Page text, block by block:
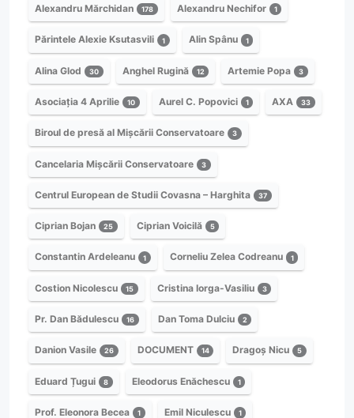
Alexandru Mărchidan 178 Alexandru Nechifor 1
Părintele Alexie Ksutasvili 1 Alin Spânu 1
Alina Glod 30 Anghel Rugină 12 Artemie Popa 3
Asociația 4 Aprilie 10 Aurel C. Popovici 1 AXA 33
Biroul de presă al Mișcării Conservatoare 3
Cancelaria Mișcării Conservatoare 3
Centrul European de Studii Covasna – Harghita 37
Ciprian Bojan 25 Ciprian Voicilă 5
Constantin Ardeleanu 1 Corneliu Zelea Codreanu 1
Costion Nicolescu 15 Cristina Iorga-Vasiliu 3
Pr. Dan Bădulescu 16 Dan Toma Dulciu 2
Danion Vasile 26 DOCUMENT 14 Dragoș Nicu 5
Eduard Țugui 8 Eleodorus Enăchescu 1
Prof. Eleonora Becea 1 Emil Niculescu 1